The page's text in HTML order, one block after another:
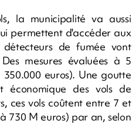
la municipalité va aussi
permettent d'accéder aux
de fumée vont
mesures évaluées à 5
euros). Une goutte
économique des vols de
ces vols coûtent entre 7 et
730 M euros) par an, selon